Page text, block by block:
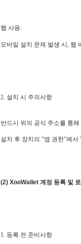
웹 사용:
모바일 설치 문제 발생 시, 웹
2. 설치 시 주의사항
반드시 위의 공식 주소를 통
설치 후 장치의 "앱 권한"에서
(2) XooWallet 계정 등록 및
1. 등록 전 준비사항